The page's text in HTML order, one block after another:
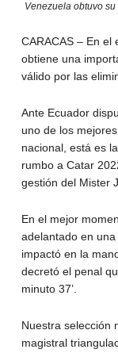
Venezuela obtuvo
CARACAS – En el
obtiene una
válido por las
Ante Ecuador
uno de los
nacional, está es
rumbo a Catar
gestión del Mister
En el mejor
adelantado en
impactó en la
decretó el penal
minuto 37’.
Nuestra selección
magistral